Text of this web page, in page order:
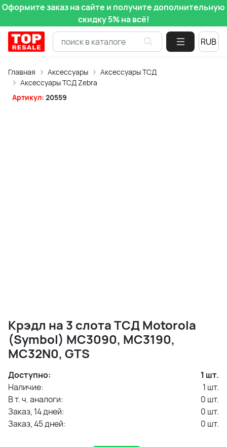
Оформите заказ на сайте и получите дополнительную
скидку 5% на всё!
Главная Аксессуары
Аксессуары ТСД
Аксессуары ТСД Zebra
Артикул: 20559
Крэдл на 3 слота ТСД Motorola
(Symbol) MC3090, MC3190,
MC32N0, GTS
Доступно: 1 шт.
Наличие:
1 шт.
В т. ч. аналоги:
0 шт.
Заказ, 14 дней:
0 шт.
Заказ, 45 дней:
0 шт.